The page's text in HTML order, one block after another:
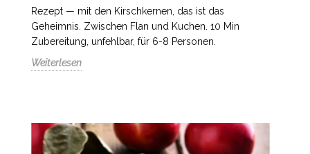
Rezept — mit den Kirschkernen, das ist das
Geheimnis. Zwischen Flan und Kuchen. 10 Min
Zubereitung, unfehlbar, für 6-8 Personen.
Weiterlesen